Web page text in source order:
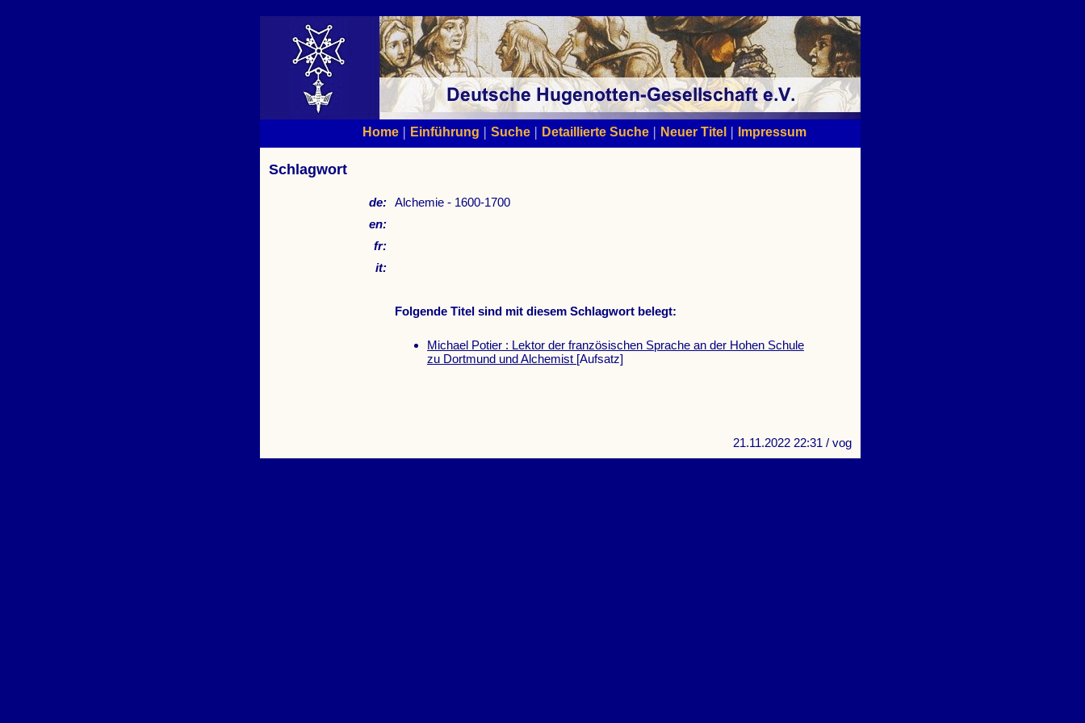
Home | Einführung | Suche | Detaillierte Suche | Neuer Titel | Impressum
Schlagwort
de: Alchemie - 1600-1700
en:
fr:
it:
Folgende Titel sind mit diesem Schlagwort belegt:
Michael Potier : Lektor der französischen Sprache an der Hohen Schule
zu Dortmund und Alchemist [Aufsatz]
21.11.2022 22:31 / vog